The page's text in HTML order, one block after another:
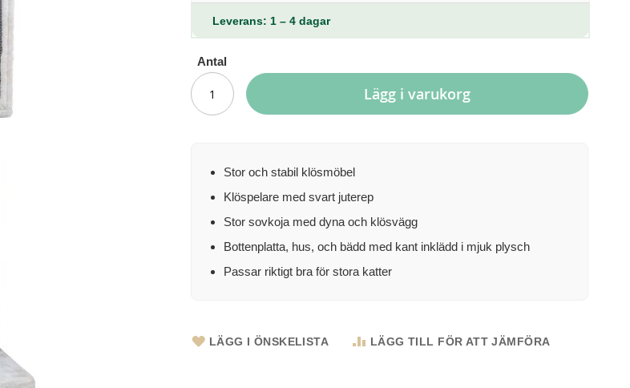
Leverans: 1 – 4 dagar
Antal
Lägg i varukorg
Stor och stabil klösmöbel
Klöspelare med svart juterep
Stor sovkoja med dyna och klösvägg
Bottenplatta, hus, och bädd med kant inklädd i mjuk plysch
Passar riktigt bra för stora katter
LÄGG I ÖNSKELISTA LÄGG TILL FÖR ATT JÄMFÖRA